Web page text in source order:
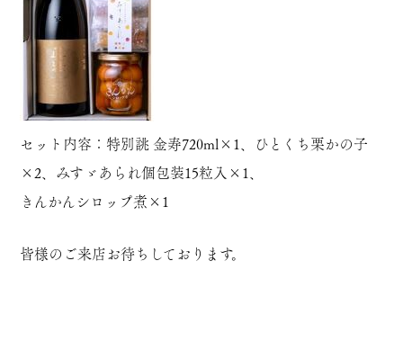
セット内容： 特別誂 金寿720ml×1、
ひとくち栗かの子
×2、 みすゞあられ個包装15粒入 ×1、
きんかんシロップ煮 ×1
皆様のご来店お待ちしております。